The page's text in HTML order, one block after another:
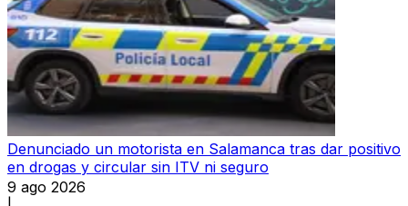
Denunciado un motorista en Salamanca tras dar positivo
en drogas y circular sin ITV ni seguro
9 ago 2026